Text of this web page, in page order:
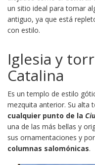
un sitio ideal para tomar
antiguo, ya que está
con estilo.
Iglesia y
Catalina
Es un templo de estilo
mezquita anterior. Su alta
cualquier punto de la
una de las más bellas y
sus ornamentaciones y
columnas salomónicas.